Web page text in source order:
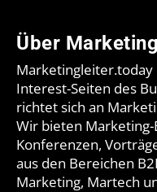
Über
Marketingleiter.today
Interest-Seiten des
richtet sich an
Wir bieten
Konferenzen,
aus den Bereichen
Marketing, Martech